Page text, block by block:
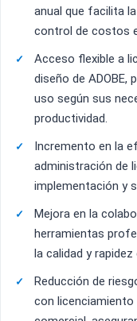
anual que facilita
control de costos
Acceso flexible a
diseño de ADOBE,
uso según sus
productividad.
Incremento en la
administración de
implementación y
Mejora en la
herramientas
la calidad y
Reducción de
con